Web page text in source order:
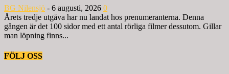
BG Nilensjö - 6 augusti, 2026 0
Årets tredje utgåva har nu landat hos prenumeranterna. Denna
gången är det 100 sidor med ett antal rörliga filmer dessutom. Gillar
man löpning finns...
FÖLJ OSS